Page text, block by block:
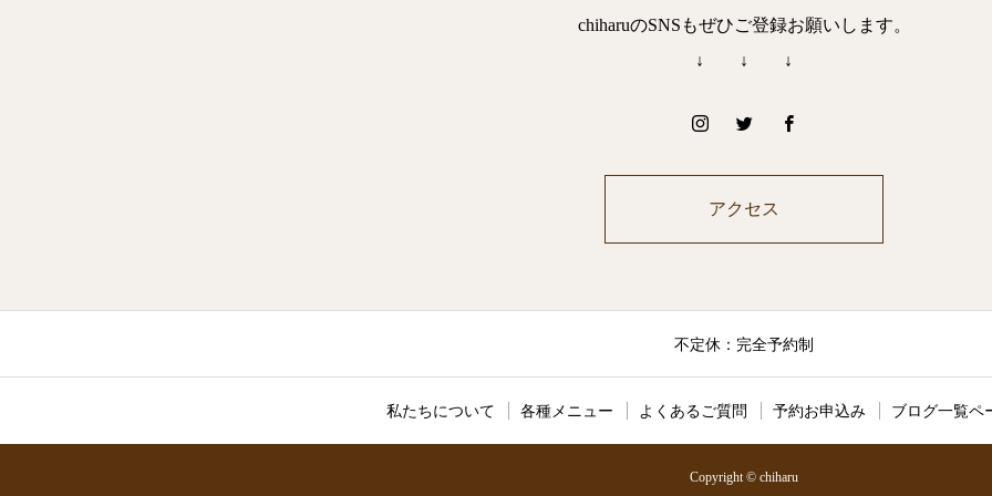
chiharuのSNSもぜひご登録お願いします。
↓ ↓ ↓
アクセス
不定休：完全予約制
私たちについて 各種メニュー よくあるご質問 予約お申込み ブログ一覧ペ
Copyright © chiharu